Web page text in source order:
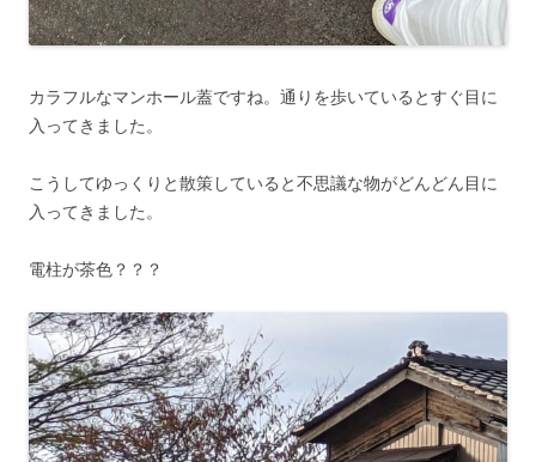
カラフルなマンホール蓋ですね。通りを歩いているとすぐ目に
入ってきました。
こうしてゆっくりと散策していると不思議な物がどんどん目に
入ってきました。
電柱が茶色？？？